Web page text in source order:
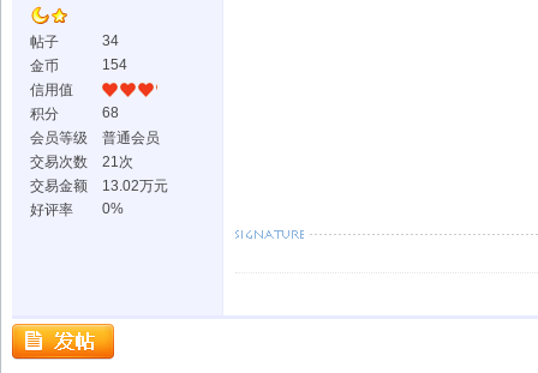
帖子
34
金币
154
信用值
积分
68
会员等级
普通会员
交易次数
21次
交易金额
13.02万元
好评率
0%